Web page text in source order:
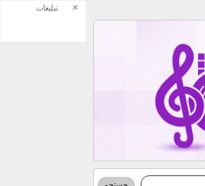
تبلیغات ×